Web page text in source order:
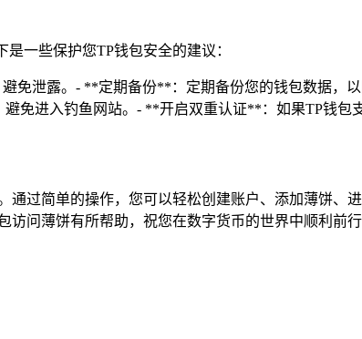
一些保护您TP钱包安全的建议：
免泄露。- **定期备份**：定期备份您的钱包数据，
免进入钓鱼网站。- **开启双重认证**：如果TP钱包
过简单的操作，您可以轻松创建账户、添加薄饼、
问薄饼有所帮助，祝您在数字货币的世界中顺利前行